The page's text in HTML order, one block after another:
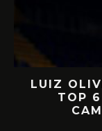
OLIVEIRA
TOP 6